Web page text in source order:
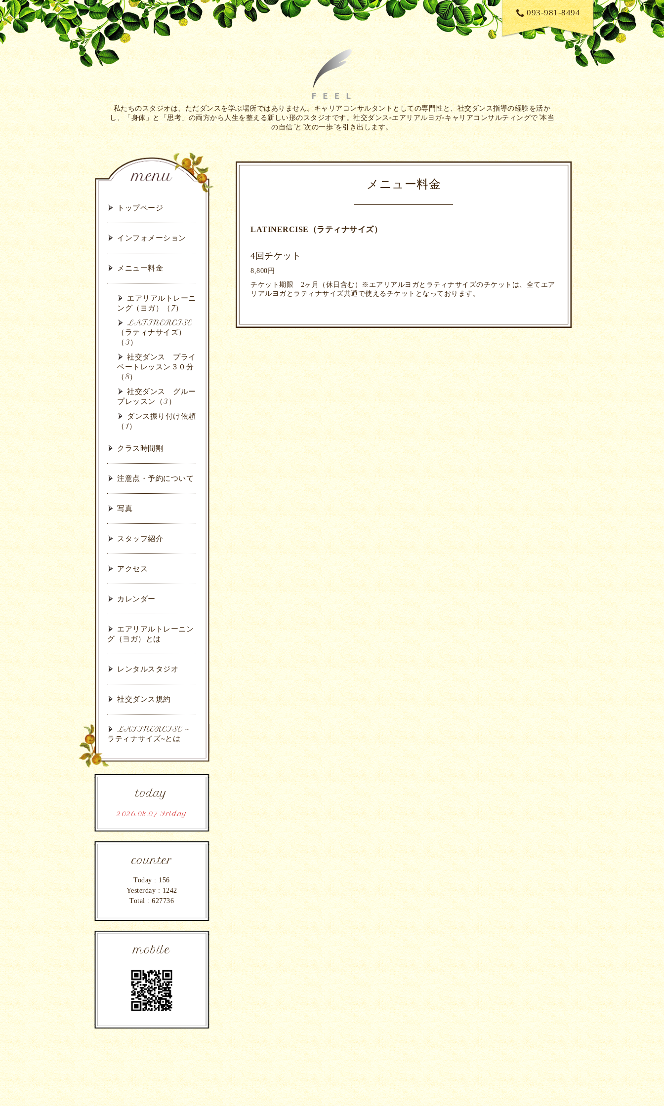
093-981-8494
私たちのスタジオは、ただダンスを学ぶ場所ではありません。キャリアコンサルタントとしての専門性と、社交ダンス指導の経験を活か
し、「身体」と「思考」の両方から人生を整える新しい形のスタジオです。社交ダンス×エアリアルヨガ×キャリアコンサルティングで”本当
の自信”と”次の一歩”を引き出します。
メニュー料金
LATINERCISE（ラティナサイズ）
4回チケット
8,800円
チケット期限 2ヶ月（休日含む）※エアリアルヨガとラティナサイズのチケットは、全てエア
リアルヨガとラティナサイズ共通で使えるチケットとなっております。
トップページ
インフォメーション
メニュー料金
エアリアルトレーニ
ング（ヨガ）（7）
LATINERCISE
（ラティナサイズ）
（3）
社交ダンス プライ
ベートレッスン３０分
（8）
社交ダンス グルー
プレッスン（3）
ダンス振り付け依頼
（1）
クラス時間割
注意点・予約について
写真
スタッフ紹介
アクセス
カレンダー
エアリアルトレーニン
グ（ヨガ）とは
レンタルスタジオ
社交ダンス規約
LATINERCISE ~
ラティナサイズ~とは
today
2026.08.07 Friday
counter
Today : 156
Yesterday : 1242
Total : 627736
mobile